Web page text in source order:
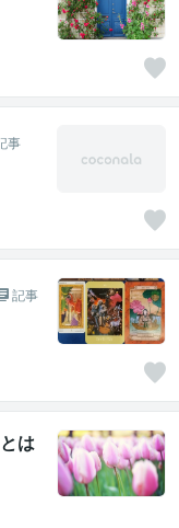
事
記事
は